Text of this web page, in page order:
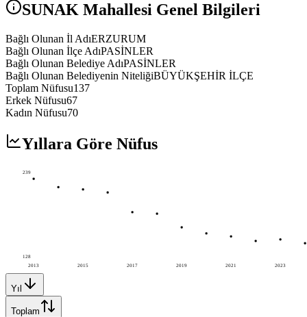
SUNAK Mahallesi Genel Bilgileri
Bağlı Olunan İl AdıERZURUM
Bağlı Olunan İlçe AdıPASİNLER
Bağlı Olunan Belediye AdıPASİNLER
Bağlı Olunan Belediyenin NiteliğiBÜYÜKŞEHİR İLÇE
Toplam Nüfusu137
Erkek Nüfusu67
Kadın Nüfusu70
Yıllara Göre Nüfus
2013 2015 2017 2019 2021 2023
239
128
Yıl
Toplam